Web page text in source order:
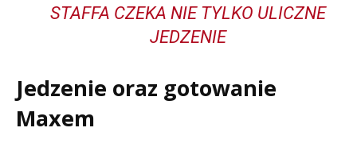
STAFFA CZEKA NIE TYLKO ULICZNE
JEDZENIE
Jedzenie oraz gotowanie
Maxem